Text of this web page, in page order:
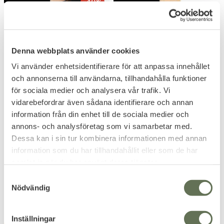
Denna webbplats använder cookies
Vi använder enhetsidentifierare för att anpassa innehållet
och annonserna till användarna, tillhandahålla funktioner
för sociala medier och analysera vår trafik. Vi
vidarebefordrar även sådana identifierare och annan
information från din enhet till de sociala medier och
annons- och analysföretag som vi samarbetar med.
Dessa kan i sin tur kombinera informationen med annan
information som du har tillhandahållit eller som de har
Nödvändig
Inställningar
Lägg till i favoriter
Urban Classics Dam
Terry Mesh Tee
Svart/Vit
Utgående produkt, endast få
storlekar kvar.
119KR
199KR
40%
Lägg till i favoriter
Innersocka Fodrad
Halkskydd
En socka perfekt vid jul.